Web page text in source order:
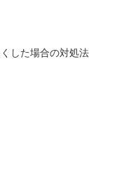
した場合の対処法